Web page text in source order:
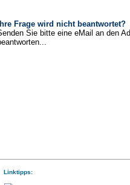
Ihre Frage wird nicht beantwortet?
Sie bitte eine eMail an den
Linktipps: